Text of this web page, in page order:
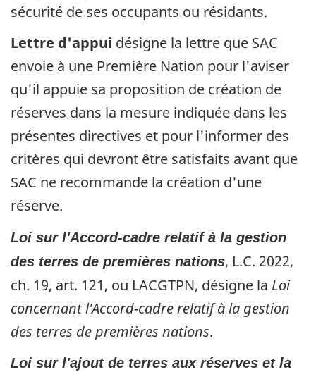
sécurité de ses occupants ou résidants.
Lettre d'appui désigne la lettre que SAC
envoie à une Première Nation pour l'aviser
qu'il appuie sa proposition de création de
réserves dans la mesure indiquée dans les
présentes directives et pour l'informer des
critères qui devront être satisfaits avant que
SAC ne recommande la création d'une
réserve.
Loi sur l'Accord-cadre relatif à la gestion
des terres de premières nations, L.C. 2022,
ch. 19, art. 121, ou LACGTPN, désigne la Loi
concernant l'Accord-cadre relatif à la gestion
des terres de premières nations.
Loi sur l'ajout de terres aux réserves et la